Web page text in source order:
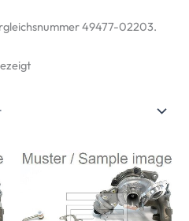
49477-02203.
Nach